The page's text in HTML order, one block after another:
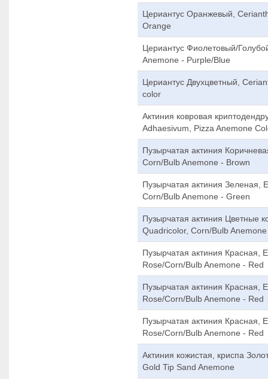
Цериантус Оранжевый,
Orange
Цериантус Фиолетовый/
Anemone - Purple/Blue
Цериантус Двухцветный,
color
Актиния ковровая
Adhaesivum, Pizza Anemone
Пузырчатая актиния
Corn/Bulb Anemone - Brown
Пузырчатая актиния Зеленая,
Corn/Bulb Anemone - Green
Пузырчатая актиния Цветные
Quadricolor, Corn/Bulb
Пузырчатая актиния Красная,
Rose/Corn/Bulb Anemone - Red
Пузырчатая актиния Красная,
Rose/Corn/Bulb Anemone - Red
Пузырчатая актиния Красная,
Rose/Corn/Bulb Anemone - Red
Актиния кожистая, криспа
Gold Tip Sand Anemone